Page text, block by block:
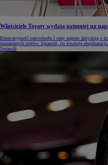
Właściciele Toyoty wydają najmniej na
Bezawaryjność samochodu i ceny napraw decydują o
niezależnych testów. Sprawdź, ile kosztuje eksploatacja.
Sprawdź